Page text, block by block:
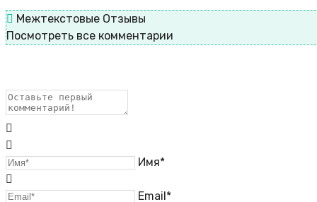
Межтекстовые Отзывы
Посмотреть все комментарии
Имя*
Email*